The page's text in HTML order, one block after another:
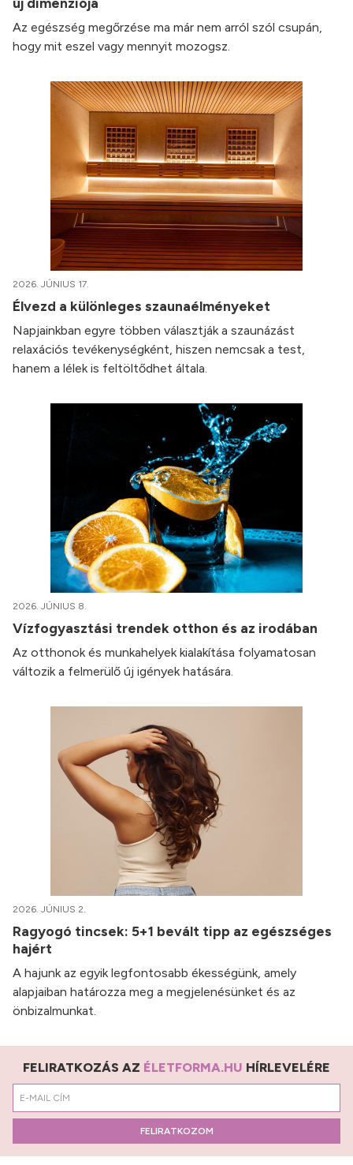
Az egészség megőrzése ma már nem arról szól csupán,
hogy mit eszel vagy mennyit mozogsz.
2026. JÚNIUS 17.
Élvezd a különleges szaunaélményeket
Napjainkban egyre többen választják a szaunázást
relaxációs tevékenységként, hiszen nemcsak a test,
hanem a lélek is feltöltődhet általa.
2026. JÚNIUS 8.
Vízfogyasztási trendek otthon és az irodában
Az otthonok és munkahelyek kialakítása folyamatosan
változik a felmerülő új igények hatására.
2026. JÚNIUS 2.
Ragyogó tincsek: 5+1 bevált tipp az egészséges
hajért
A hajunk az egyik legfontosabb ékességünk, amely
alapjaiban határozza meg a megjelenésünket és az
önbizalmunkat.
FELIRATKOZÁS AZ ÉLETFORMA.HU HÍRLEVELÉRE
FELIRATKOZOM